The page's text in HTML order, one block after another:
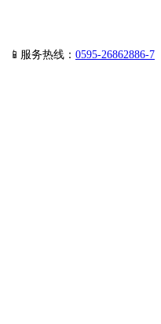
📱服务热线： 0595-26862886-7